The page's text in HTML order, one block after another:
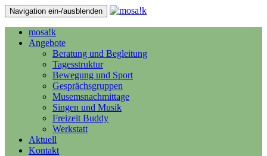
Navigation ein-/ausblenden
mosa!k
Angebote
Beratung und Begleitung
Tagesstruktur
Bewegung und Sport
Gesprächsgruppen
Musemsnachmittage
Singen und Musik
Freizeit Buddy
Werkstatt
Aktuell
Kontakt